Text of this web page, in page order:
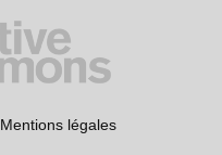
Mentions légales